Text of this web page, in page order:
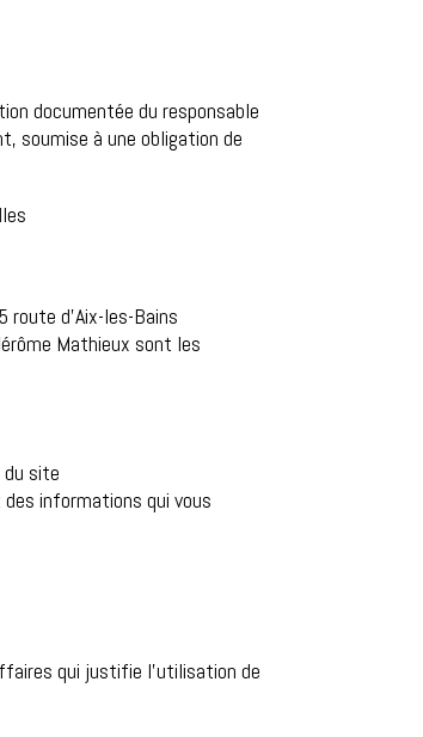
documentée du responsable
soumise à une obligation de
d’Aix-les-Bains
Mathieux sont les
site
informations qui vous
qui justifie l’utilisation de